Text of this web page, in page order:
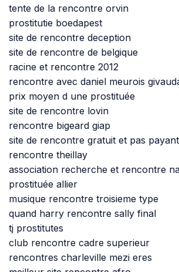
tente de la rencontre orvin
prostitutie boedapest
site de rencontre deception
site de rencontre de belgique
racine et rencontre 2012
rencontre avec daniel meurois
prix moyen d une prostituée
site de rencontre lovin
rencontre bigeard giap
site de rencontre gratuit et pas payant
rencontre theillay
association recherche et rencontre
prostituée allier
musique rencontre troisieme type
quand harry rencontre sally final
tj prostitutes
club rencontre cadre superieur
rencontres charleville mezi eres